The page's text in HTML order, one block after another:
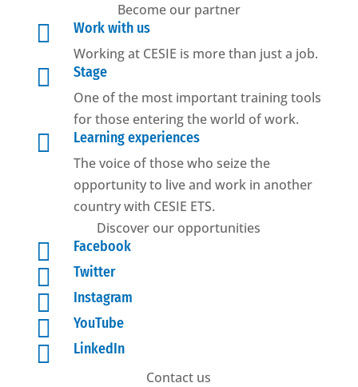
Become our partner

Work with us
Working at CESIE is more than just a job.

Stage
One of the most important training tools
for those entering the world of work.

Learning experiences
The voice of those who seize the
opportunity to live and work in another
country with CESIE ETS.
Discover our opportunities
 Facebook
 Twitter
 Instagram
 YouTube

LinkedIn
Contact us